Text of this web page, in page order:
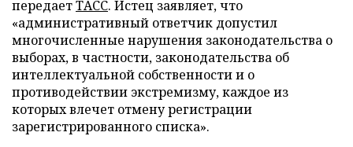
передаетТАСС. Истец заявляет, что
«административный ответчик допустил
многочисленные нарушения законодательства о
выборах, в частности, законодательства об
интеллектуальной собственности и о
противодействии экстремизму, каждое из
которых влечет отмену регистрации
зарегистрированного списка».